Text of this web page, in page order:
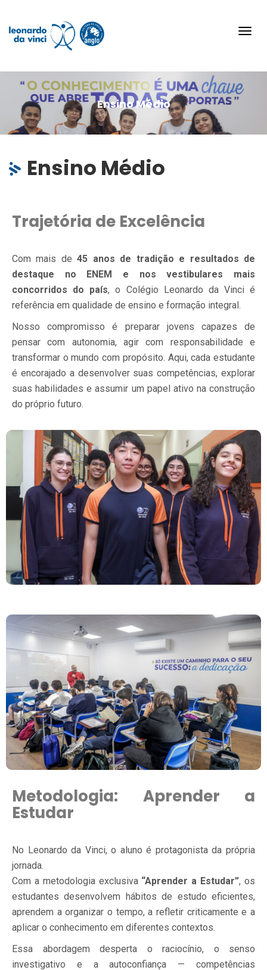
Ensino Médio
Ensino Médio
Trajetória de Excelência
Com mais de45 anos de tradição e resultados de
destaque no ENEM e nos vestibulares mais
concorridos do país, o Colégio Leonardo da Vinci é
referência em qualidade de ensino e formação integral.
Nosso compromisso é preparar jovens capazes de
pensar com autonomia, agir com responsabilidade e
transformar o mundo com propósito. Aqui, cada estudante
é encorajado a desenvolver suas competências, explorar
suas habilidades e assumir um papel ativo na construção
do próprio futuro.
Metodologia: Aprender a
Estudar
No Leonardo da Vinci, o aluno é protagonista da própria
jornada.
Com a metodologia exclusiva “Aprender a Estudar”, os
estudantes desenvolvem hábitos de estudo eficientes,
aprendem a organizar o tempo, a refletir criticamente e a
aplicar o conhecimento em diferentes contextos.
Essa abordagem desperta o raciocínio, o senso
investigativo e a autoconfiança — competências